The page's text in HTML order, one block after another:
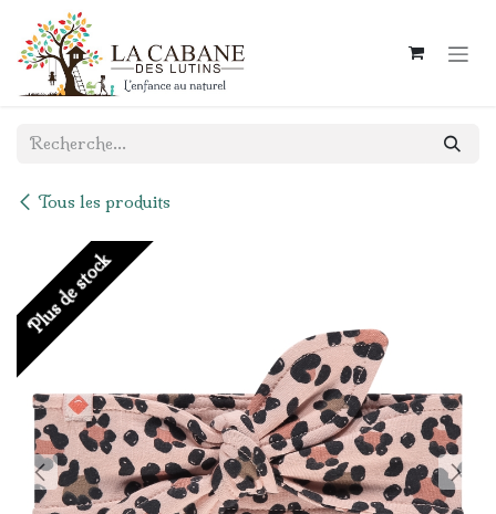
Se rendre au contenu
Tous les produits
Plus de stock